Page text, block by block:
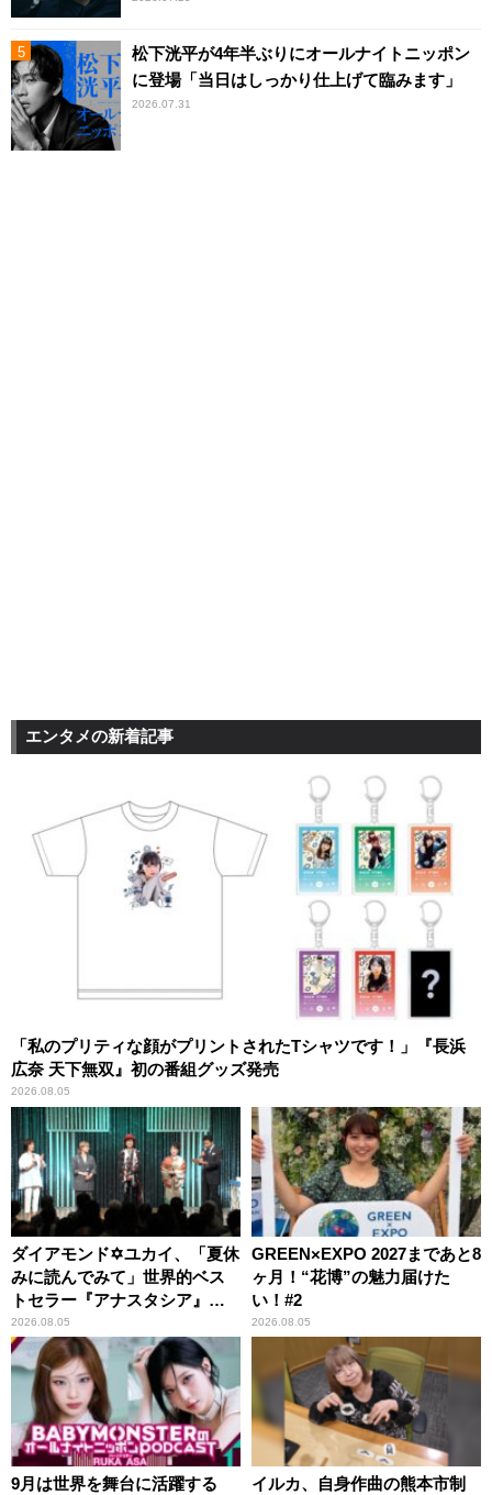
松下洸平が4年半ぶりにオールナイトニッポン
に登場「当日はしっかり仕上げて臨みます」
2026.07.31
エンタメの新着記事
「私のプリティな顔がプリントされたTシャツです！」『長浜
広奈 天下無双』初の番組グッズ発売
2026.08.05
ダイアモンド✡ユカイ、「夏休
みに読んでみて」世界的ベス
トセラー『アナスタシア』を
紹介
2026.08.05
GREEN×EXPO 2027まであと8
ヶ月！“花博”の魅力届けた
い！#2
2026.08.05
9月は世界を舞台に活躍する
イルカ、自身作曲の熊本市制